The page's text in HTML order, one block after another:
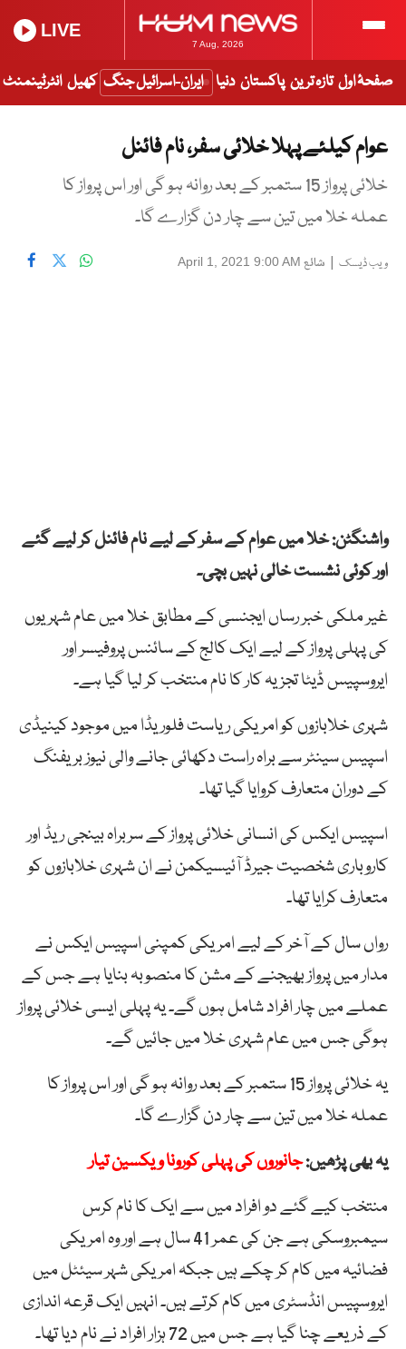
7 Aug, 2026
LIVE
صفحۂ اول تازہ ترین پاکستان دنیا ایران-اسرائیل جنگ کھیل انٹرٹینمنٹ
عوام کیلئے پہلا خلائی سفر، نام فائنل
خلائی پرواز 15 ستمبر کے بعد روانہ ہو گی اور اس پرواز کا
عملہ خلا میں تین سے چار دن گزارے گا۔
ویب ڈیسک | شائع April 1, 2021 9:00 AM
واشنگٹن: خلا میں عوام کے سفر کے لیے نام فائنل کر لیے گئے
اور کوئی نشست خالی نہیں بچی۔
غیر ملکی خبر رساں ایجنسی کے مطابقخلا میں عام شہریوں
کی پہلی پرواز کے لیے ایک کالج کے سائنس پروفیسر اور
ایروسپیس ڈیٹا تجزیہ کار کا نام منتخب کر لیا گیا ہے۔
شہری خلابازوں کو امریکی ریاست فلوریڈا میں موجود کینیڈی
اسپیس سینٹر سے براہ راست دکھائی جانے والی نیوز بریفنگ
کے دوران متعارف کروایا گیا تھا۔
اسپیس ایکس کی انسانی خلائی پرواز کے سربراہ بینجی ریڈ اور
کاروباری شخصیت جیرڈ آئیسیکمن نے ان شہری خلابازوں کو
متعارف کرایا تھا۔
رواں سال کے آخر کے لیے امریکی کمپنی اسپیس ایکس نے
مدار میں پرواز بھیجنے کے مشن کا منصوبہ بنایا ہے جس کے
عملے میں چار افراد شامل ہوں گے۔ یہ پہلی ایسی خلائی پرواز
ہوگی جس میں عام شہری خلا میں جائیں گے۔
یہ خلائی پرواز 15 ستمبر کے بعد روانہ ہو گی اور اس پرواز کا
عملہ خلا میں تین سے چار دن گزارے گا۔
یہ بھی پڑھیں:جانوروں کی پہلی کورونا ویکسین تیار
منتخب کیے گئے دو افراد میں سے ایک کا نام کرس
سیمبروسکی ہے جن کی عمر 41 سال ہے اور وہ امریکی
فضائیہ میں کام کر چکے ہیں جبکہ امریکی شہر سیئٹل میں
ایروسپیس انڈسٹری میں کام کرتے ہیں۔ انہیں ایک قرعہ اندازی
کے ذریعے چنا گیا ہے جس میں 72 ہزار افراد نے نام دیا تھا۔